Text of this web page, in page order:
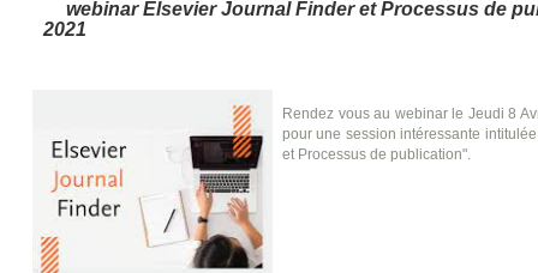
webinar Elsevier Journal Finder et Processus de
2021
Rendez vous au webinar le Jeudi 8
pour une session intéressante
et Processus de publication".